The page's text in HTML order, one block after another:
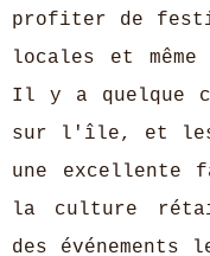
profiter de
locales et même
Il y a quelque
sur l'île, et les
une excellente
la culture
des événements